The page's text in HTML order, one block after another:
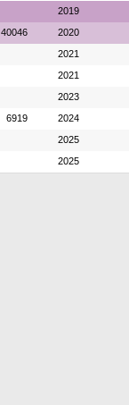
2019
40046 2020
2021
2021
2023
6919 2024
2025
2025